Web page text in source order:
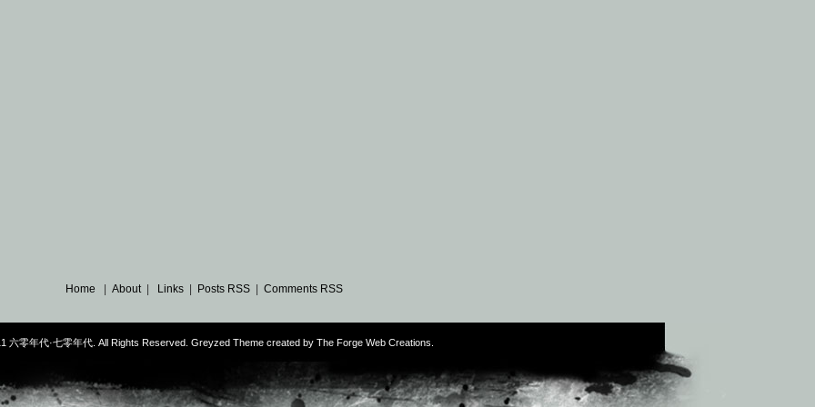
Home About| Links| Posts RSS| Comments RSS
六零年代·七零年代. All Rights Reserved. Greyzed Theme created by The Forge Web Creations